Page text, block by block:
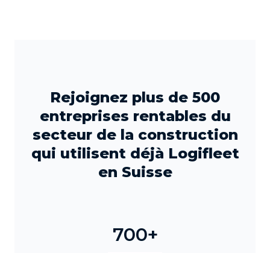
Rejoignez plus de 500
entreprises rentables du
secteur de la construction
qui utilisent déjà Logifleet
en Suisse
700+